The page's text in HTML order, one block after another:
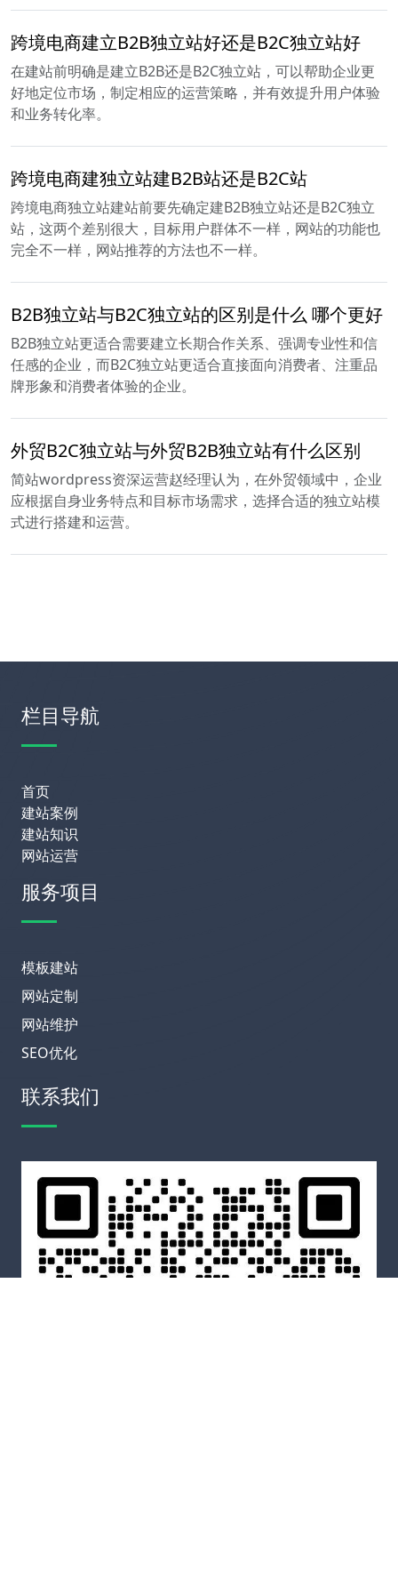
跨境电商建立B2B独立站好还是B2C独立站好
在建站前明确是建立B2B还是B2C独立站，可以帮助企业更
好地定位市场，制定相应的运营策略，并有效提升用户体验
和业务转化率。
跨境电商建独立站建B2B站还是B2C站
跨境电商独立站建站前要先确定建B2B独立站还是B2C独立
站，这两个差别很大，目标用户群体不一样，网站的功能也
完全不一样，网站推荐的方法也不一样。
B2B独立站与B2C独立站的区别是什么 哪个更好
B2B独立站更适合需要建立长期合作关系、强调专业性和信
任感的企业，而B2C独立站更适合直接面向消费者、注重品
牌形象和消费者体验的企业。
外贸B2C独立站与外贸B2B独立站有什么区别
简站wordpress资深运营赵经理认为，在外贸领域中，企业
应根据自身业务特点和目标市场需求，选择合适的独立站模
式进行搭建和运营。
栏目导航
首页
建站案例
建站知识
网站运营
服务项目
模板建站
网站定制
网站维护
SEO优化
联系我们